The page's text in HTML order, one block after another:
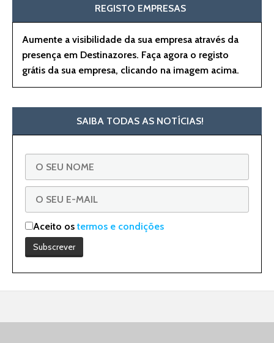
REGISTO EMPRESAS
Aumente a visibilidade da sua empresa através da
presença em Destinazores. Faça agora o registo
grátis da sua empresa, clicando na imagem acima.
SAIBA TODAS AS NOTÍCIAS!
Aceito ostermos e condições